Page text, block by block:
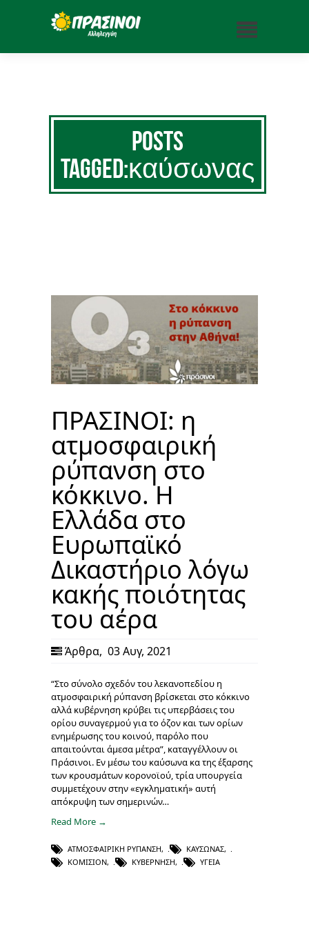
Posts
Tagged:καύσωνας
ΠΡΑΣΙΝΟΙ: η
ατμοσφαιρική
ρύπανση στο
κόκκινο. Η
Ελλάδα στο
Ευρωπαϊκό
Δικαστήριο λόγω
κακής ποιότητας
του αέρα
Άρθρα, 03 Αυγ, 2021
“Στο σύνολο σχεδόν του λεκανοπεδίου η
ατμοσφαιρική ρύπανση βρίσκεται στο κόκκινο
αλλά κυβέρνηση κρύβει τις υπερβάσεις του
ορίου συναγερμού για το όζον και των ορίων
ενημέρωσης του κοινού, παρόλο που
απαιτούνται άμεσα μέτρα”, καταγγέλλουν οι
Πράσινοι. Εν μέσω του καύσωνα κα της έξαρσης
των κρουσμάτων κορονοϊού, τρία υπουργεία
συμμετέχουν στην «εγκληματική» αυτή
απόκρυψη των σημερινών…
Read More →
ΑΤΜΟΣΦΑΙΡΙΚΉ ΡΎΠΑΝΣΗ, ΚΑΎΣΩΝΑΣ,
ΚΟΜΙΣΙΌΝ, ΚΥΒΈΡΝΗΣΗ, ΥΓΕΊΑ